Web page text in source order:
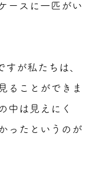
ースに一匹がい
が私たちは、
ることができま
中は見えにく
ったというのが